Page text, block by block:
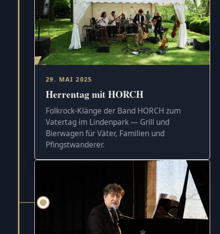
29. MAI 2025
Herrentag mit HORCH
Folkrock-Klänge der Band HORCH zum
Vatertag im Lindenpark — Grill und
Bierwagen für Väter, Familien und
Pfingstwanderer.